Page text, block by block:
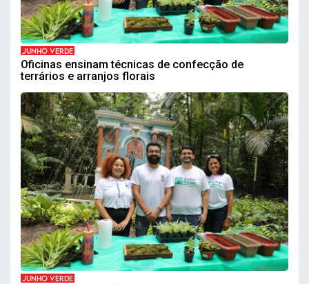
JUNHO VERDE
Oficinas ensinam técnicas de confecção de
terrários e arranjos florais
JUNHO VERDE